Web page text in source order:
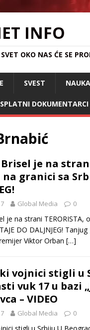
INFO
OKO NAS ĆE SE
SVEST NAUKA
DOKUMENTARCI
je na strani
granici sa
Global Media 0
je na strani TERORISTA,
DO DALJNJEG!
Viktor Orban […]
vojnici stigli u
vuk 17 u bazi
– VIDEO
Global Media 0